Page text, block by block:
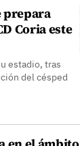
prepara
Coria este
estadio, tras
del césped